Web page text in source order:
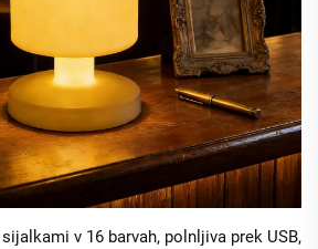
v 16 barvah, polnljiva prek USB,